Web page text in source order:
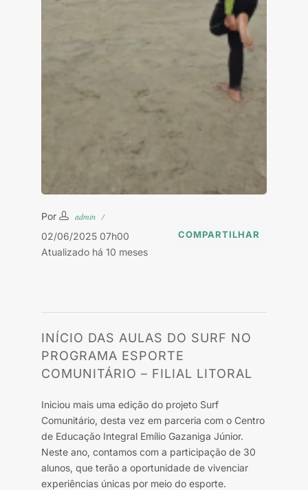
Por admin
02/06/2025 07h00
Atualizado há 10 meses
COMPARTILHAR
INÍCIO DAS AULAS DO SURF NO
PROGRAMA ESPORTE
COMUNITÁRIO – FILIAL LITORAL
Iniciou mais uma edição do projeto Surf
Comunitário, desta vez em parceria com o Centro
de Educação Integral Emílio Gazaniga Júnior.
Neste ano, contamos com a participação de 30
alunos, que terão a oportunidade de vivenciar
experiências únicas por meio do esporte.